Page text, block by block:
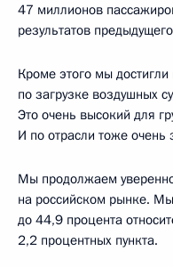
47 миллионов
результатов
Кроме этого мы
по загрузке воздушных
Это очень высокий для
И по отрасли тоже очень
Мы продолжаем
на российском рынке.
до 44,9 процента
2,2 процентных пункта.